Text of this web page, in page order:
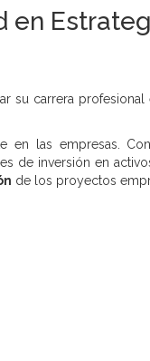
su carrera profesional
en las empresas.
de inversión en
de los proyectos